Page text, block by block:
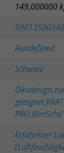
149,000000
Aundefined
Schwarz
Erfahrener